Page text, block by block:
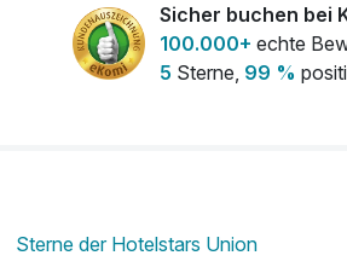
Abreisetag)
pro KA
Sicher buchen bei
100.000+ echte
5 Sterne, 99 %
Sterne der Hotelstars Union